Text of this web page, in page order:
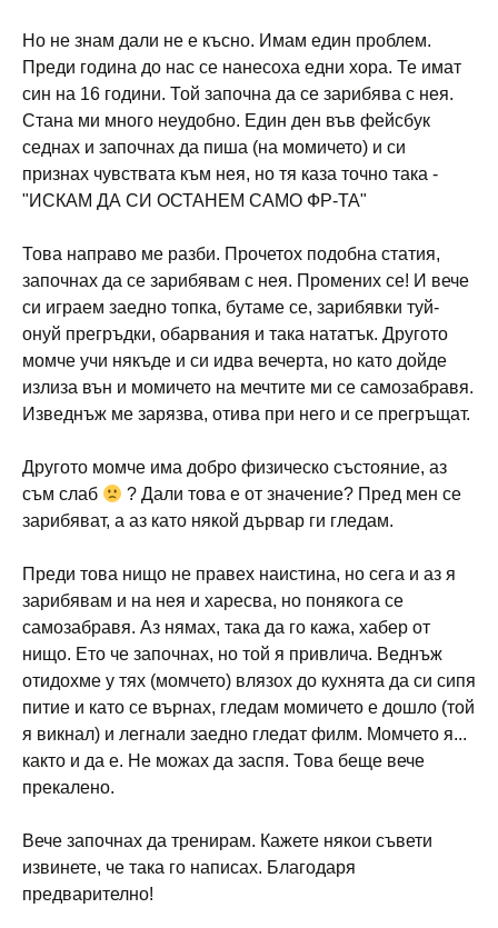
Но не знам дали не е късно. Имам един проблем.
Преди година до нас се нанесоха едни хора. Те имат
син на 16 години. Той започна да се зарибява с нея.
Стана ми много неудобно. Един ден във фейсбук
седнах и започнах да пиша (на момичето) и си
признах чувствата към нея, но тя каза точно така -
"ИСКАМ ДА СИ ОСТАНЕМ САМО ФР-ТА"
Това направо ме разби. Прочетох подобна статия,
започнах да се зарибявам с нея. Промених се! И вече
си играем заедно топка, бутаме се, зарибявки туй-
онуй прегръдки, обарвания и така нататък. Другото
момче учи някъде и си идва вечерта, но като дойде
излиза вън и момичето на мечтите ми се самозабравя.
Изведнъж ме зарязва, отива при него и се прегръщат.
Другото момче има добро физическо състояние, аз
съм слаб
? Дали това е от значение? Пред мен се
зарибяват, а аз като някой дървар ги гледам.
Преди това нищо не правех наистина, но сега и аз я
зарибявам и на нея и харесва, но понякога се
самозабравя. Аз нямах, така да го кажа, хабер от
нищо. Ето че започнах, но той я привлича. Веднъж
отидохме у тях (момчето) влязох до кухнята да си сипя
питие и като се върнах, гледам момичето е дошло (той
я викнал) и легнали заедно гледат филм. Момчето я...
както и да е. Не можах да заспя. Това беще вече
прекалено.
Вече започнах да тренирам. Кажете някои съвети
извинете, че така го написах. Благодаря
предварително!